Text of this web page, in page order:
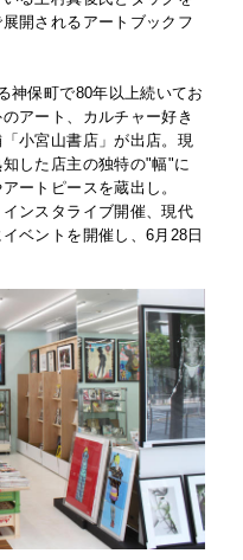
開されるアートブックフ
神保町で80年以上続いてお
アート、カルチャー好き
小宮山書店」が出店。現
した店主の独特の"幅"に
ートピースを蔵出し。
ンスタライブ開催、現代
ベントを開催し、6月28日